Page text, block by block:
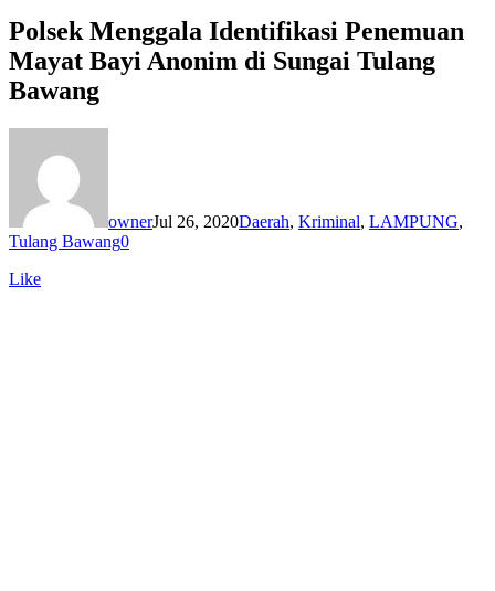
Polsek Menggala Identifikasi Penemuan
Mayat Bayi Anonim di Sungai Tulang
Bawang
ownerJul 26, 2020Daerah, Kriminal, LAMPUNG,
Tulang Bawang0
Like